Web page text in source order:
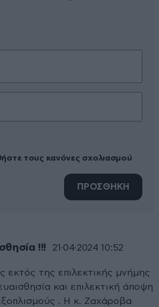
τους κανόνες σχολιασμού
ΠΡΟΣΘΗΚΗ
!!! 21·04·2024 10:52
εκτός της επιλεκτικής μνήμης
και επιλεκτική άποψη
. Η κ. Ζαχάροβα